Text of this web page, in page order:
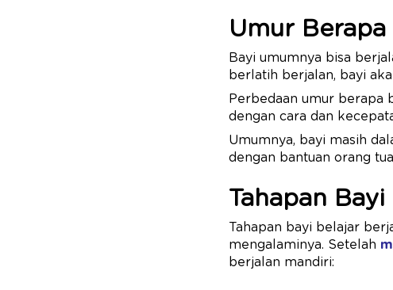
Umur
Bayi umumnya bisa
berlatih berjalan, bayi
Perbedaan umur berapa
dengan cara dan
Umumnya, bayi masih
dengan bantuan orang
Tahapan
Tahapan bayi belajar
mengalaminya. Setelah
berjalan mandiri: